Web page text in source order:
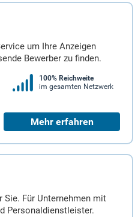
um Ihre Anzeigen
Bewerber zu finden.
100% Reichweite
im gesamten Netzwerk
Mehr erfahren
Sie. Für Unternehmen mit
Personaldienstleister.